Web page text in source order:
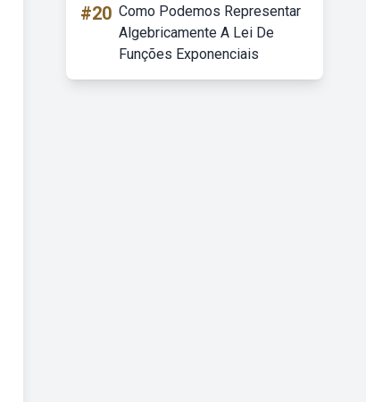
#20 Como Podemos Representar
Algebricamente A Lei De
Funções Exponenciais